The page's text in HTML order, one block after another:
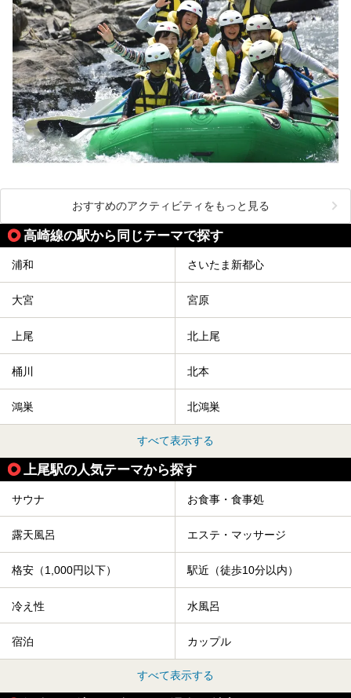
おすすめのアクティビティをもっと見る
高崎線の駅から同じテーマで探す
浦和 さいたま新都心
大宮 宮原
上尾 北上尾
桶川 北本
鴻巣 北鴻巣
すべて表示する
上尾駅の人気テーマから探す
サウナ お食事・食事処
露天風呂 エステ・マッサージ
格安（1,000円以下） 駅近（徒歩10分以内）
冷え性 水風呂
宿泊 カップル
すべて表示する